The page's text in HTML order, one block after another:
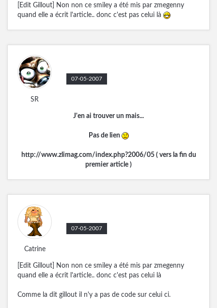
[Edit Gillout] Non non ce smiley a été mis par zmegenny
quand elle a écrit l'article.. donc c'est pas celui là
07-05-2007
SR
J'en ai trouver un mais...
Pas de lien
http://www.zlimag.com/index.php?2006/05( vers la fin du
premier article )
07-05-2007
Catrine
[Edit Gillout] Non non ce smiley a été mis par zmegenny
quand elle a écrit l'article.. donc c'est pas celui là
Comme la dit gillout il n'y a pas de code sur celui ci.